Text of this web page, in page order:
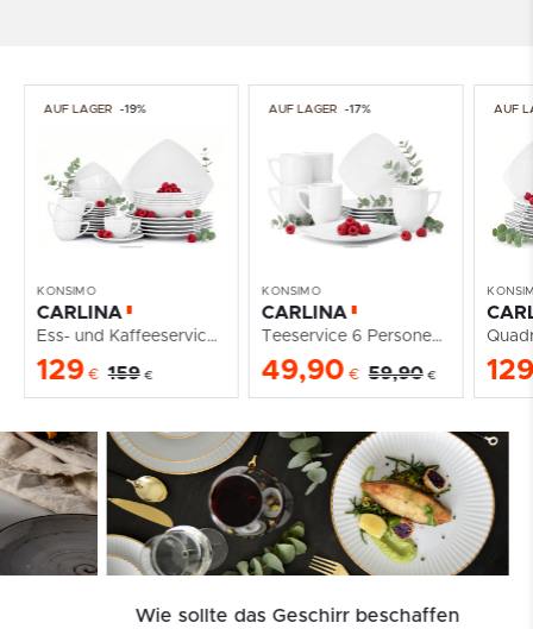
AUF LAGER -19%
KONSIMO
CARLINA
Ess- und Kaffeeservice für 6 Personen 30 Elemente...
129 € 159 €
AUF LAGER -17%
KONSIMO
CARLINA
Teeservice 6 Personen (12 -teilig.)
49,90 € 59,90 €
AUF
Wie sollte das Geschirr beschaffen